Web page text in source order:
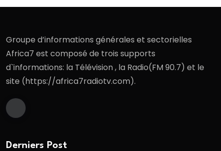
Groupe d’informations générales et sectorielles
Africa7 est composé de trois supports
d`informations: la Télévision , la Radio(FM 90.7) et le
site (https://africa7radiotv.com).
Derniers Post